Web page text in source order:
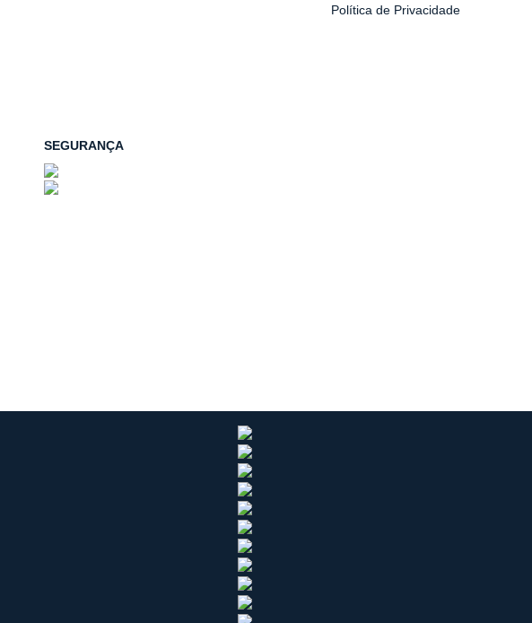
Política de Privacidade
SEGURANÇA